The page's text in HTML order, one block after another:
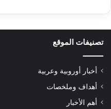
تصنيفات الموقع
أخبار أوروبية وعربية
أهداف وملخصات
أهم الأخبار